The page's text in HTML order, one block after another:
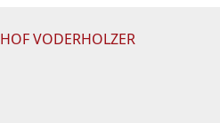
VODERHOLZER